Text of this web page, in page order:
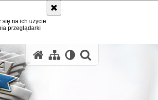
się na ich użycie
przeglądarki